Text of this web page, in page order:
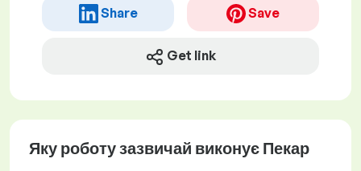
Share Save
Get link
Яку роботу зазвичай виконує Пекар